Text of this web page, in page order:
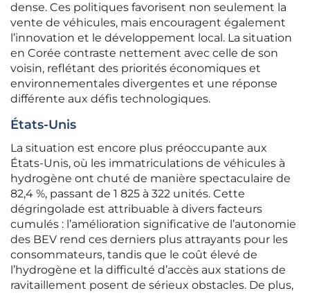
dense. Ces politiques favorisent non seulement la
vente de véhicules, mais encouragent également
l’innovation et le développement local. La situation
en Corée contraste nettement avec celle de son
voisin, reflétant des priorités économiques et
environnementales divergentes et une réponse
différente aux défis technologiques.
États-Unis
La situation est encore plus préoccupante aux
États-Unis, où les immatriculations de véhicules à
hydrogène ont chuté de manière spectaculaire de
82,4 %, passant de 1 825 à 322 unités. Cette
dégringolade est attribuable à divers facteurs
cumulés : l’amélioration significative de l’autonomie
des BEV rend ces derniers plus attrayants pour les
consommateurs, tandis que le coût élevé de
l’hydrogène et la difficulté d’accès aux stations de
ravitaillement posent de sérieux obstacles. De plus,